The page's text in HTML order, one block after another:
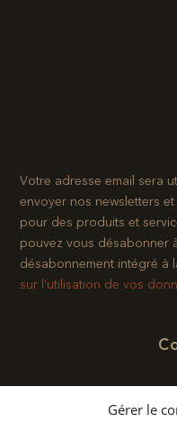
Gérer le
Votre adresse email sera
envoyer nos newsletters
pour des produits et
pouvez vous désabonner
désabonnement intégré à
sur l’utilisation de vos